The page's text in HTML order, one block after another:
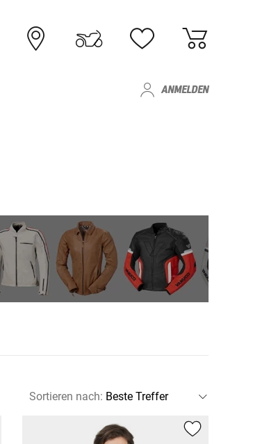
ANMELDEN
Sortieren nach: